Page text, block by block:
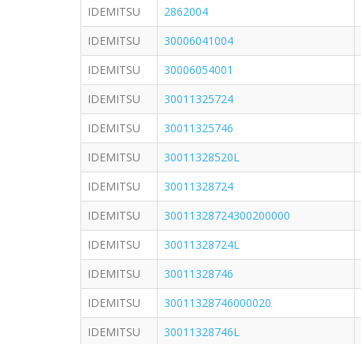
IDEMITSU
2862004
IDEMITSU
30006041004
IDEMITSU
30006054001
IDEMITSU
30011325724
IDEMITSU
30011325746
IDEMITSU
30011328520L
IDEMITSU
30011328724
IDEMITSU
30011328724300200000
IDEMITSU
30011328724L
IDEMITSU
30011328746
IDEMITSU
30011328746000020
IDEMITSU
30011328746L